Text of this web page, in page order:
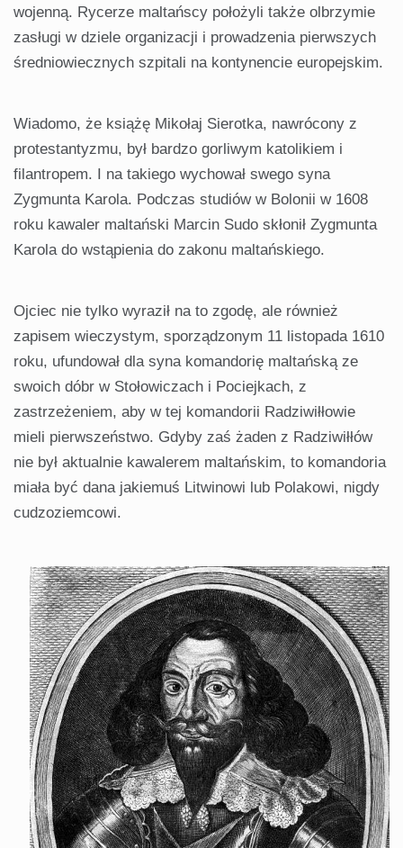
wojenną. Rycerze maltańscy położyli także olbrzymie
zasługi w dziele organizacji i prowadzenia pierwszych
średniowiecznych szpitali na kontynencie europejskim.
Wiadomo, że książę Mikołaj Sierotka, nawrócony z
protestantyzmu, był bardzo gorliwym katolikiem i
filantropem. I na takiego wychował swego syna
Zygmunta Karola. Podczas studiów w Bolonii w 1608
roku kawaler maltański Marcin Sudo skłonił Zygmunta
Karola do wstąpienia do zakonu maltańskiego.
Ojciec nie tylko wyraził na to zgodę, ale również
zapisem wieczystym, sporządzonym 11 listopada 1610
roku, ufundował dla syna komandorię maltańską ze
swoich dóbr w Stołowiczach i Pociejkach, z
zastrzeżeniem, aby w tej komandorii Radziwiłłowie
mieli pierwszeństwo. Gdyby zaś żaden z Radziwiłłów
nie był aktualnie kawalerem maltańskim, to komandoria
miała być dana jakiemuś Litwinowi lub Polakowi, nigdy
cudzoziemcowi.